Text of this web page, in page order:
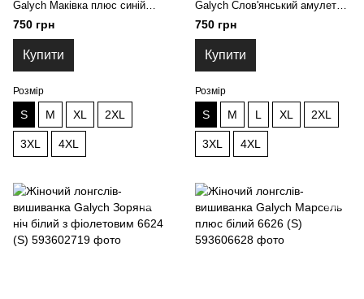
Galych Маківка плюс синій
6623 (S)
750 грн
Купити
Розмір
S M XL 2XL
3XL 4XL
Galych Слов'янський амулет
синій з сірим 6623 (S)
750 грн
Купити
Розмір
S M L XL 2XL
3XL 4XL